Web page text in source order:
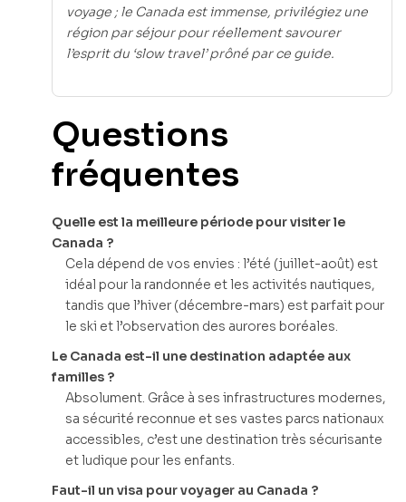
voyage ; le Canada est immense, privilégiez une
région par séjour pour réellement savourer
l’esprit du ‘slow travel’ prôné par ce guide.
Questions
fréquentes
Quelle est la meilleure période pour visiter le
Canada ?
Cela dépend de vos envies : l’été (juillet-août) est
idéal pour la randonnée et les activités nautiques,
tandis que l’hiver (décembre-mars) est parfait pour
le ski et l’observation des aurores boréales.
Le Canada est-il une destination adaptée aux
familles ?
Absolument. Grâce à ses infrastructures modernes,
sa sécurité reconnue et ses vastes parcs nationaux
accessibles, c’est une destination très sécurisante
et ludique pour les enfants.
Faut-il un visa pour voyager au Canada ?